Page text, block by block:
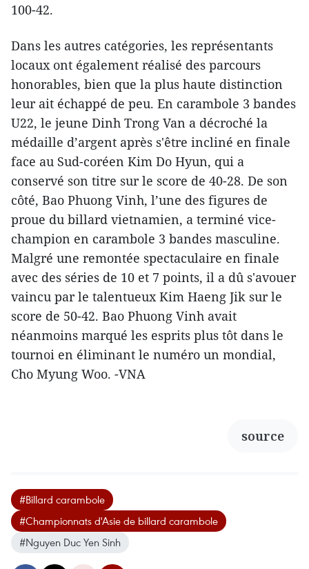
100-42.
​Dans les autres catégories, les représentants
locaux ont également réalisé des parcours
honorables, bien que la plus haute distinction
leur ait échappé de peu. En carambole 3 bandes
U22, le jeune Dinh Trong Van a décroché la
médaille d’argent après s'être incliné en finale
face au Sud-coréen Kim Do Hyun, qui a
conservé son titre sur le score de 40-28. De son
côté, Bao Phuong Vinh, l’une des figures de
proue du billard vietnamien, a terminé vice-
champion en carambole 3 bandes masculine.
Malgré une remontée spectaculaire en finale
avec des séries de 10 et 7 points, il a dû s'avouer
vaincu par le talentueux Kim Haeng Jik sur le
score de 50-42. Bao Phuong Vinh avait
néanmoins marqué les esprits plus tôt dans le
tournoi en éliminant le numéro un mondial,
Cho Myung Woo. -VNA
source
#Billard carambole
#Championnats d'Asie de billard carambole
#Nguyen Duc Yen Sinh